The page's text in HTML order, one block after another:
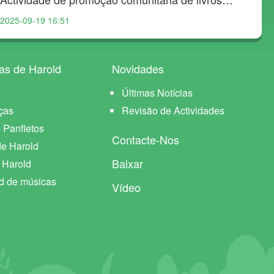
ilustrados de vida saudável
2025-09-19 16:51
de Harold
Panfletos
Harold
de músicas
Novidades
Últimas Notícias
Revisão de Actividades
Contacte-Nos
Baixar
Vídeo